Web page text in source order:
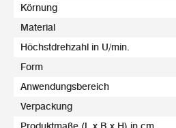
Körnung
Material
Höchstdrehzahl in U/min.
Form
Anwendungsbereich
Verpackung